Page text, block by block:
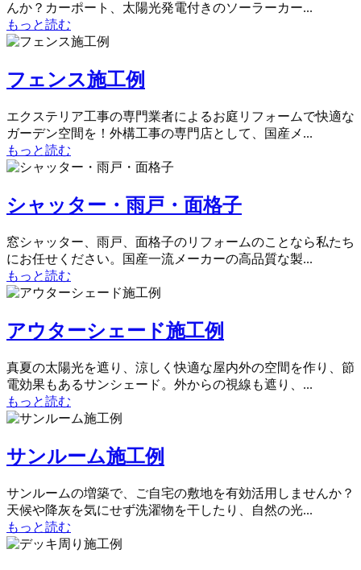
んか？カーポート、太陽光発電付きのソーラーカー...
もっと読む
フェンス施工例
エクステリア工事の専門業者によるお庭リフォームで快適な
ガーデン空間を！外構工事の専門店として、国産メ...
もっと読む
シャッター・雨戸・面格子
窓シャッター、雨戸、面格子のリフォームのことなら私たち
にお任せください。国産一流メーカーの高品質な製...
もっと読む
アウターシェード施工例
真夏の太陽光を遮り、涼しく快適な屋内外の空間を作り、節
電効果もあるサンシェード。外からの視線も遮り、...
もっと読む
サンルーム施工例
サンルームの増築で、ご自宅の敷地を有効活用しませんか？
天候や降灰を気にせず洗濯物を干したり、自然の光...
もっと読む